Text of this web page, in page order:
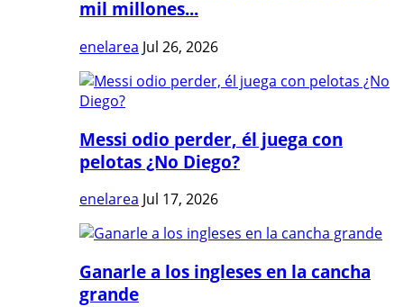
mil millones...
enelarea Jul 26, 2026
Messi odio perder, él juega con
pelotas ¿No Diego?
enelarea Jul 17, 2026
Ganarle a los ingleses en la cancha
grande